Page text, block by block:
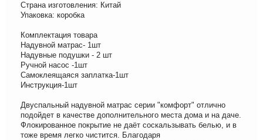
Страна изготовления: Китай
Упаковка: коробка
Комплектация товара
Надувной матрас- 1шт
Надувные подушки - 2 шт
Ручной насос -1шт
Самоклеящаяся заплатка-1шт
Инструкция-1шт
Двуспальный надувной матрас серии "комфорт" отлично
подойдет в качестве дополнительного места дома и на даче.
Флокированное покрытие не даёт соскальзывать белью, и в
тоже время легко чистится. Благодаря